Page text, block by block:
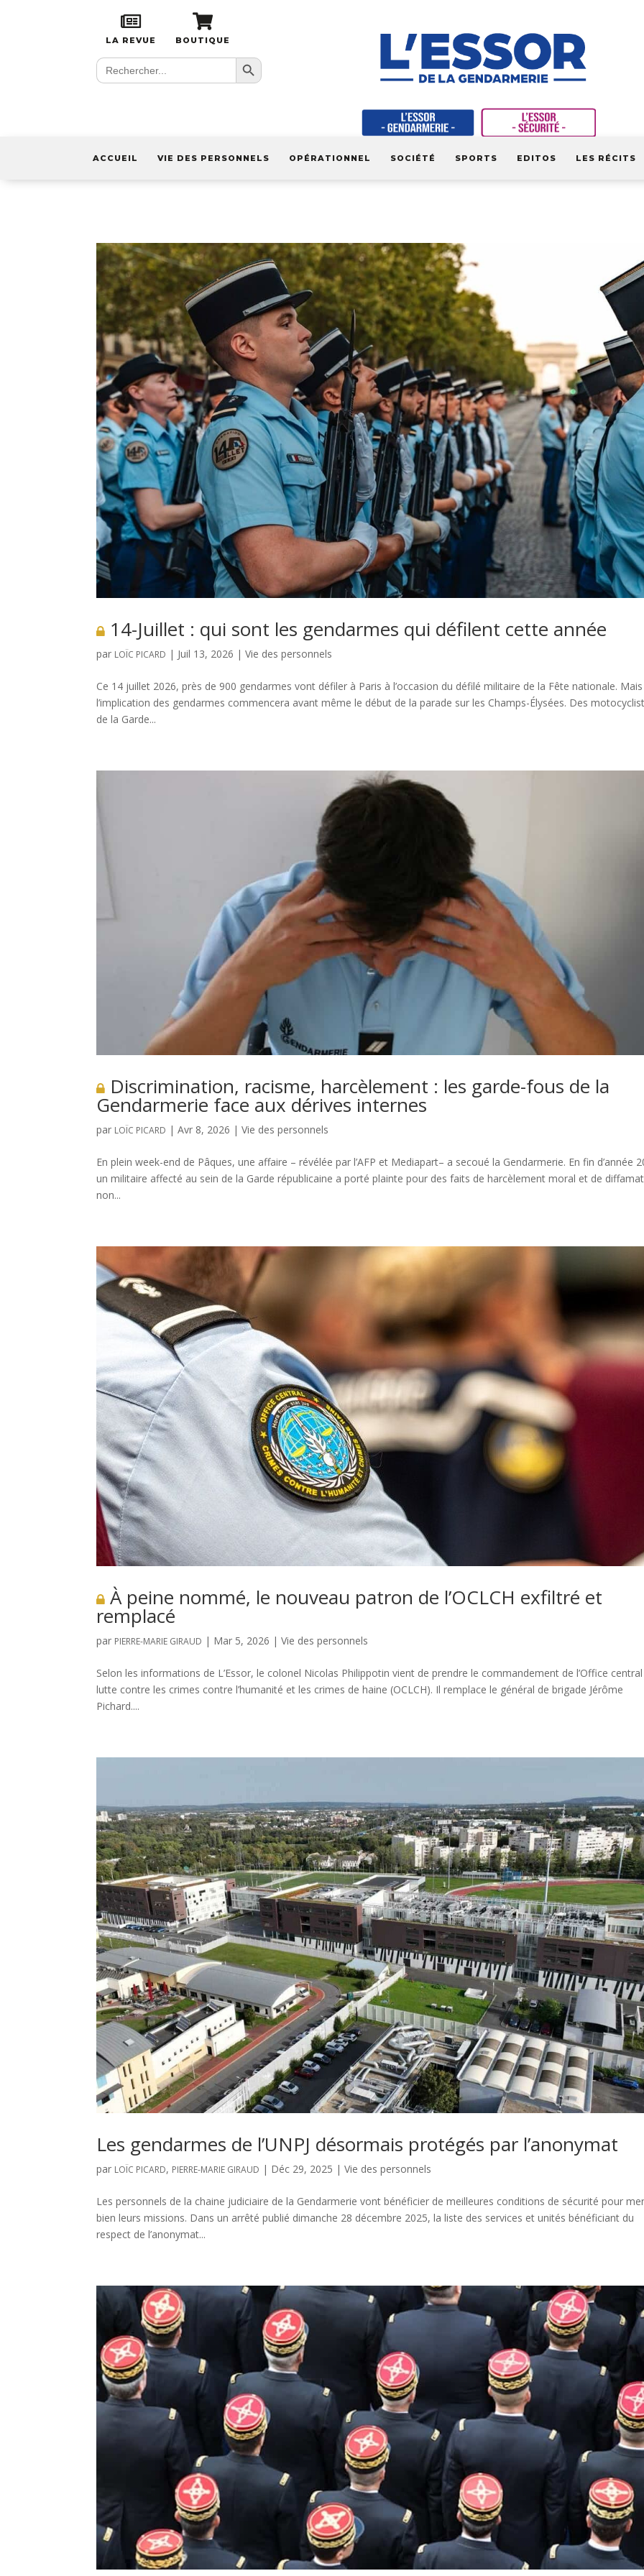
LA REVUE BOUTIQUE
Search
for:
Search Button
ACCUEIL VIE DES PERSONNELS OPÉRATIONNEL SOCIÉTÉ SPORTS EDITOS LES RÉCITS
14-Juillet : qui sont les gendarmes qui défilent cette année
par LOÏC PICARD | Juil 13, 2026 |Vie des personnels
Ce 14 juillet 2026, près de 900 gendarmes vont défiler à Paris à l’occasion du défilé militaire de la Fête nationale. Mais
l’implication des gendarmes commencera avant même le début de la parade sur les Champs-Élysées. Des
de la Garde...
Discrimination, racisme, harcèlement : les garde-fous de la
Gendarmerie face aux dérives internes
par LOÏC PICARD |Avr 8, 2026 |Vie des personnels
En plein week-end de Pâques, une affaire – révélée par l’AFP et Mediapart– a secoué la Gendarmerie. En fin d’année
un militaire affecté au sein de la Garde républicaine a porté plainte pour des faits de harcèlement moral et de
non...
À peine nommé, le nouveau patron de l’OCLCH exfiltré et
remplacé
par PIERRE-MARIE GIRAUD | Mar 5, 2026 |Vie des personnels
Selon les informations de L’Essor, le colonel Nicolas Philippotin vient de prendre le commandement de l’Office
lutte contre les crimes contre l’humanité et les crimes de haine (OCLCH). Il remplace le général de brigade Jérôme
Pichard....
Les gendarmes de l’UNPJ désormais protégés par l’anonymat
par LOÏC PICARD, PIERRE-MARIE GIRAUD | Déc 29, 2025 |Vie des personnels
Les personnels de la chaine judiciaire de la Gendarmerie vont bénéficier de meilleures conditions de sécurité pour
bien leurs missions. Dans un arrêté publié dimanche 28 décembre 2025, la liste des services et unités bénéficiant du
respect de l’anonymat...